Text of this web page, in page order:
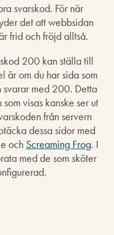
svarskod. För när
det att webbsidan
frid och fröjd alltså.
200 kan ställa till
är om du har sida som
svarar med 200. Detta
visas kanske ser ut
från servern
dessa sidor med
och Screaming Frog. I
med de som sköter